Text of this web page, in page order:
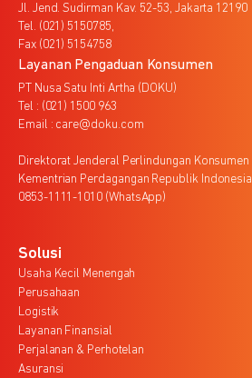
Jl. Jend. Sudirman Kav. 52-53, Jakarta 12190
Tel. (021) 5150785,
Fax (021) 5154758
Layanan Pengaduan Konsumen
PT Nusa Satu Inti Artha (DOKU)
Tel : (021) 1500 963
Email : care@doku.com
Direktorat Jenderal Perlindungan Konsumen
Kementrian Perdagangan Republik
0853-1111-1010 (WhatsApp)
Solusi
Usaha Kecil Menengah
Perusahaan
Logistik
Layanan Finansial
Perjalanan & Perhotelan
Asuransi